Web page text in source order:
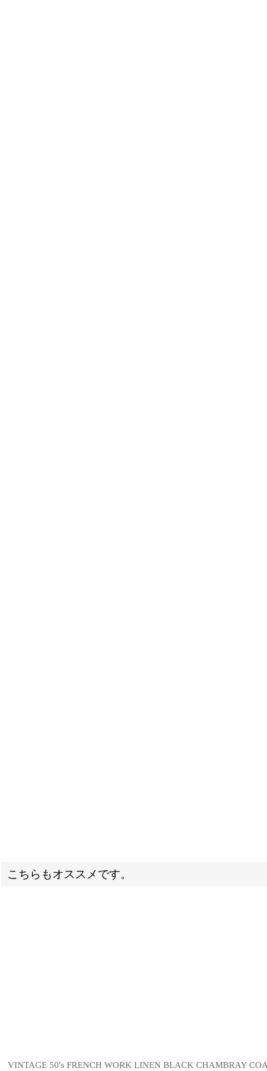
こちらもオススメです。
VINTAGE 50's FRENCH WORK LINEN BLACK CHAMBRAY